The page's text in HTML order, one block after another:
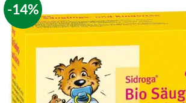
-14%